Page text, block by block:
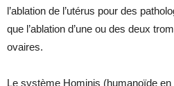
l’ablation de l’utérus pour des
que l’ablation d’une ou des deux
ovaires.
Le système Hominis (humanoïde en